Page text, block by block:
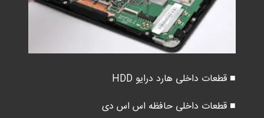
■ قطعات داخلی هارد درایو HDD
■ قطعات داخلی حافظه اس اس دی